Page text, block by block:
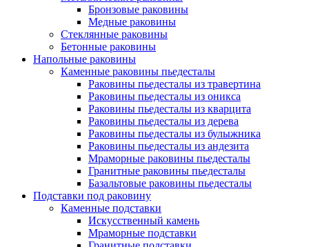
Бронзовые раковины
Медные раковины
Стеклянные раковины
Бетонные раковины
Напольные раковины
Каменные раковины пьедесталы
Раковины пьедесталы из травертина
Раковины пьедесталы из оникса
Раковины пьедесталы из кварцита
Раковины пьедесталы из дерева
Раковины пьедесталы из булыжника
Раковины пьедесталы из андезита
Мраморные раковины пьедесталы
Гранитные раковины пьедесталы
Базальтовые раковины пьедесталы
Подставки под раковину
Каменные подставки
Искусственный камень
Мраморные подставки